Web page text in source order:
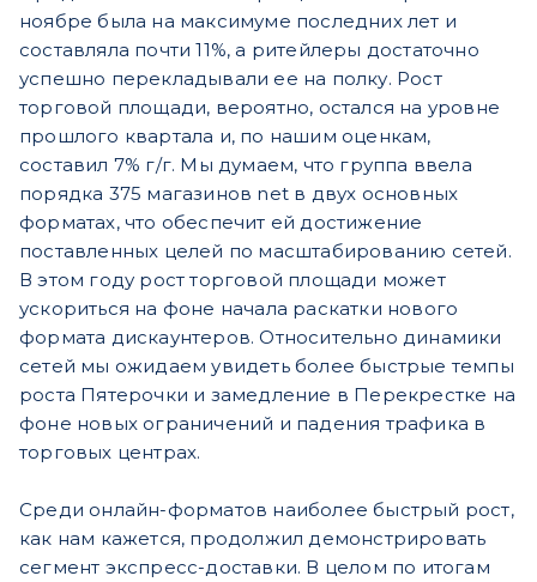
ноябре была на максимуме последних лет и
составляла почти 11%, а ритейлеры достаточно
успешно перекладывали ее на полку. Рост
торговой площади, вероятно, остался на уровне
прошлого квартала и, по нашим оценкам,
составил 7% г/г. Мы думаем, что группа ввела
порядка 375 магазинов net в двух основных
форматах, что обеспечит ей достижение
поставленных целей по масштабированию сетей.
В этом году рост торговой площади может
ускориться на фоне начала раскатки нового
формата дискаунтеров. Относительно динамики
сетей мы ожидаем увидеть более быстрые темпы
роста Пятерочки и замедление в Перекрестке на
фоне новых ограничений и падения трафика в
торговых центрах.
Среди онлайн-форматов наиболее быстрый рост,
как нам кажется, продолжил демонстрировать
сегмент экспресс-доставки. В целом по итогам